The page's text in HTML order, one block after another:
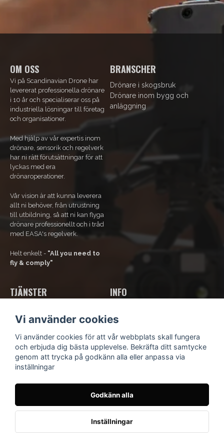
OM OSS
Vi på Scandinavian Drone har
levererat professionella drönare
i 10 år och specialiserar oss på
industriella lösningar till företag
och organisationer.
Med hjälp av vår expertis inom
drönare, sensorik och regelverk
har ni rätt förutsättningar för att
lyckas med era
drönaroperationer.
Vår vision är att kunna leverera
allt ni behöver, från utrustning
till utbildning, så att ni kan flyga
drönare professionellt och i tråd
med EASA's regelverk.
Helt enkelt - "All you need to
fly & comply"
BRANSCHER
Drönare i skogsbruk
Drönare inom bygg och
anläggning
TJÄNSTER
Bli ramavtals-kund
Hyr drönare
INFO
Kontakta oss
Köpvillkor
Integritetspolicy
Blogg
© Scandinavian Drone- Idévägen 9, 312 62 Mellbystrand,
Sverige
Vi använder cookies
Vi använder cookies för att vår webbplats skall fungera
och erbjuda dig bästa upplevelse. Bekräfta ditt samtycke
genom att trycka på godkänn alla eller anpassa via
inställningar
Godkänn alla
Inställningar